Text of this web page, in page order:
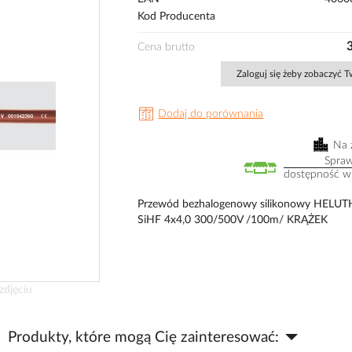
Kod Producenta
Cena brutto
Zaloguj się żeby zobaczyć
Dodaj do porównania
Na
dostępność w
Przewód bezhalogenowy silikonowy
SiHF 4x4,0 300/500V /100m/ KRĄŻEK
Produkty, które mogą Cię zainteresować: